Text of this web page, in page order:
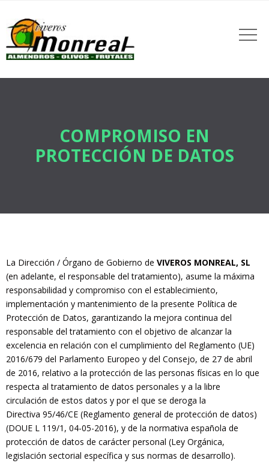
COMPROMISO EN
PROTECCIÓN DE DATOS
La Dirección / Órgano de Gobierno de VIVEROS MONREAL, SL
(en adelante, el responsable del tratamiento), asume la máxima
responsabilidad y compromiso con el establecimiento,
implementación y mantenimiento de la presente Política de
Protección de Datos, garantizando la mejora continua del
responsable del tratamiento con el objetivo de alcanzar la
excelencia en relación con el cumplimiento del Reglamento (UE)
2016/679 del Parlamento Europeo y del Consejo, de 27 de abril
de 2016, relativo a la protección de las personas físicas en lo que
respecta al tratamiento de datos personales y a la libre
circulación de estos datos y por el que se deroga la
Directiva 95/46/CE (Reglamento general de protección de datos)
(DOUE L 119/1, 04-05-2016), y de la normativa española de
protección de datos de carácter personal (Ley Orgánica,
legislación sectorial específica y sus normas de desarrollo).